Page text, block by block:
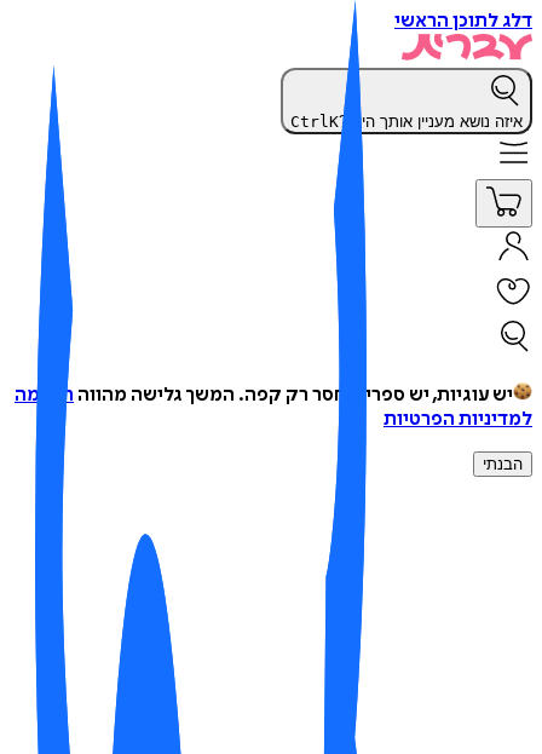
לתוכן הראשי
נושא מעניין אותך היום? Ctrl K
יש עוגיות, יש ספרים, חסר רק קפה.המשך גלישה מהווההסכמה
הפרטיות